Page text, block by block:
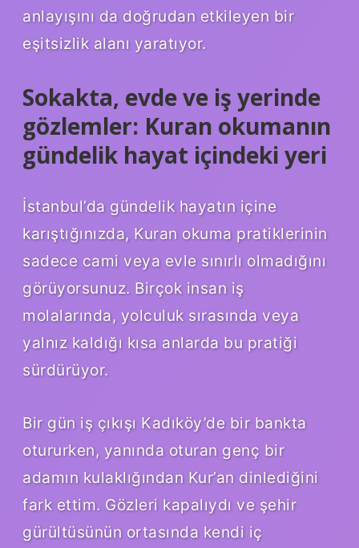
anlayışını da doğrudan etkileyen bir
eşitsizlik alanı yaratıyor.
Sokakta, evde ve iş yerinde
gözlemler: Kuran okumanın
gündelik hayat içindeki yeri
İstanbul’da gündelik hayatın içine
karıştığınızda, Kuran okuma pratiklerinin
sadece cami veya evle sınırlı olmadığını
görüyorsunuz. Birçok insan iş
molalarında, yolculuk sırasında veya
yalnız kaldığı kısa anlarda bu pratiği
sürdürüyor.
Bir gün iş çıkışı Kadıköy’de bir bankta
otururken, yanında oturan genç bir
adamın kulaklığından Kur’an dinlediğini
fark ettim. Gözleri kapalıydı ve şehir
gürültüsünün ortasında kendi iç